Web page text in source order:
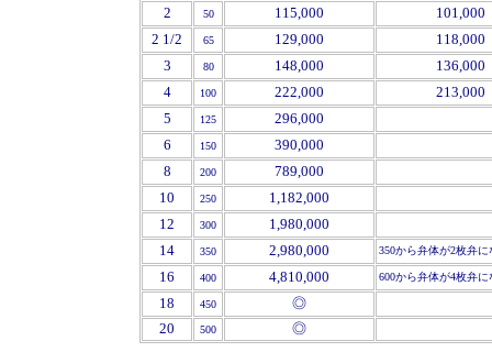
2
50 115,000
101,000
2 1/2
65 129,000
118,000
3
80 148,000
136,000
4
100 222,000
213,000
5
125 296,000
6 150 390,000
8 200 789,000
10 250 1,182,000
12 300 1,980,000
14 350 2,980,000 350から弁体が2枚弁に
16 400 4,810,000 600から弁体が4枚弁に
18 450 ◎
20 500 ◎